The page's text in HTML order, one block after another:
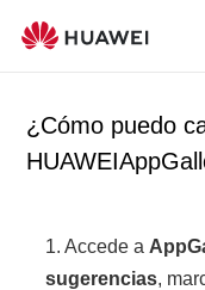
¿Cómo puedo
1. Accede a
sugerencias,